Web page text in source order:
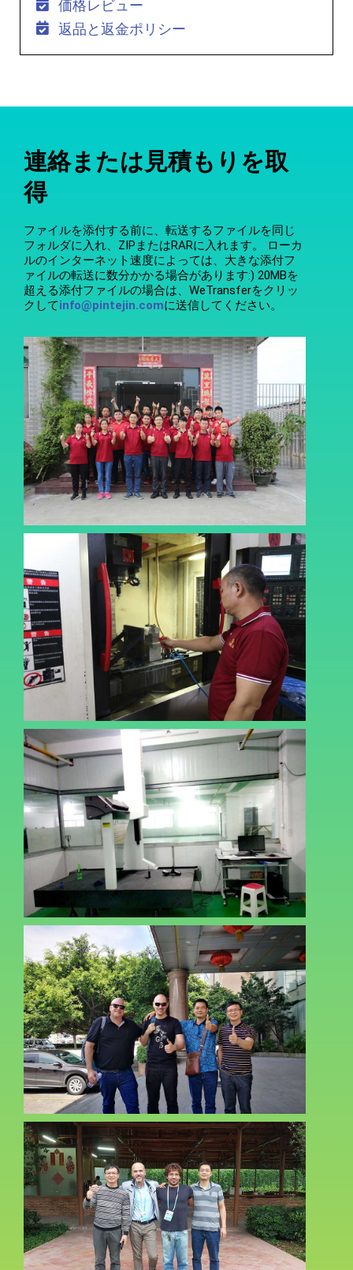
価格レビュー
返品と返金ポリシー
連絡または見積もりを取
得
ファイルを添付する前に、転送するファイルを同じ
フォルダに入れ、ZIPまたはRARに入れます。 ローカ
ルのインターネット速度によっては、大きな添付フ
ァイルの転送に数分かかる場合があります:) 20MBを
超える添付ファイルの場合は、WeTransferをクリッ
クしてinfo@pintejin.comに送信してください。